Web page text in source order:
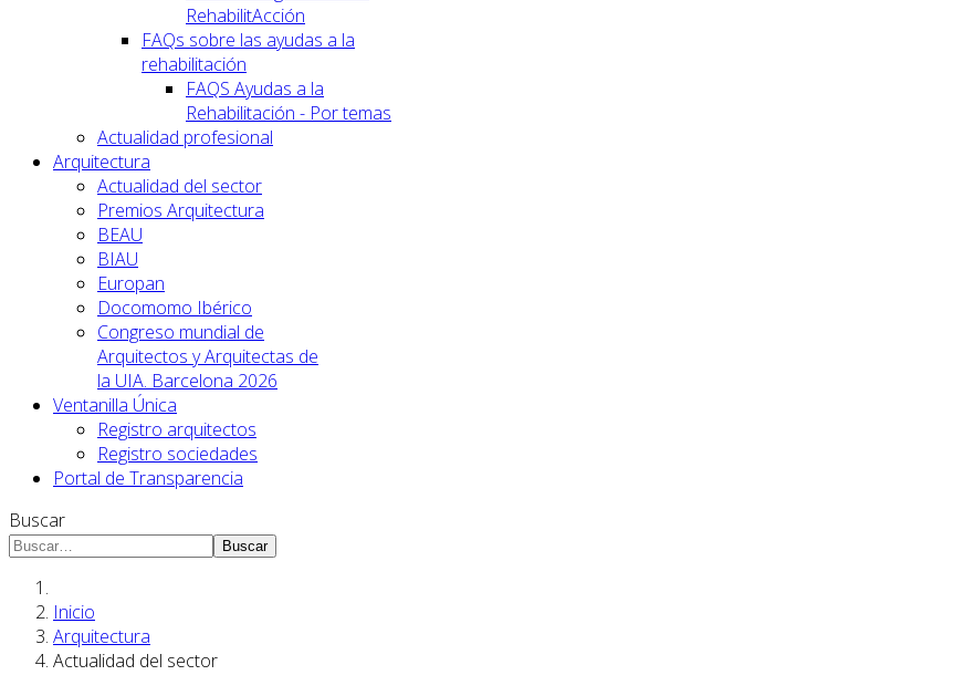
RehabilitAcción
FAQs sobre las ayudas a la
rehabilitación
FAQS Ayudas a la
Rehabilitación - Por temas
Actualidad profesional
Arquitectura
Actualidad del sector
Premios Arquitectura
BEAU
BIAU
Europan
Docomomo Ibérico
Congreso mundial de
Arquitectos y Arquitectas de
la UIA. Barcelona 2026
Ventanilla Única
Registro arquitectos
Registro sociedades
Portal de Transparencia
Buscar
Buscar
Inicio
Arquitectura
Actualidad del sector